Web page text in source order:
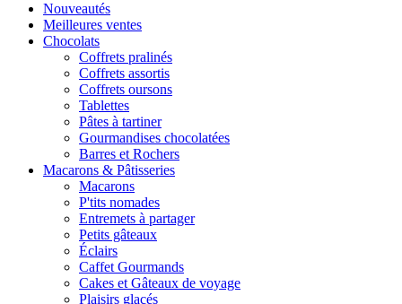
Nouveautés
Meilleures ventes
Chocolats
Coffrets pralinés
Coffrets assortis
Coffrets oursons
Tablettes
Pâtes à tartiner
Gourmandises chocolatées
Barres et Rochers
Macarons & Pâtisseries
Macarons
P'tits nomades
Entremets à partager
Petits gâteaux
Éclairs
Caffet Gourmands
Cakes et Gâteaux de voyage
Plaisirs glacés